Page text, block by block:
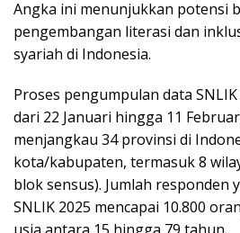
Angka ini menunjukkan potensi
pengembangan literasi dan
syariah di Indonesia.
Proses pengumpulan data
dari 22 Januari hingga 11
menjangkau 34 provinsi di
kota/kabupaten, termasuk 8
blok sensus). Jumlah responden
SNLIK 2025 mencapai 10.800